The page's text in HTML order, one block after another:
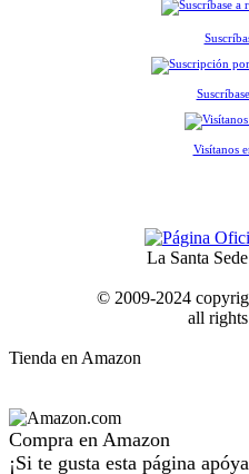
Visítanos
La Santa
© 2009-2024
all
Tienda en Amazon
Compra en Amazon
¡Si te gusta esta página